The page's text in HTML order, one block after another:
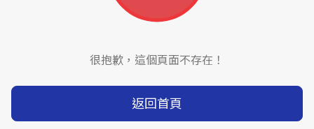
很抱歉，這個頁面不存在！
返回首頁